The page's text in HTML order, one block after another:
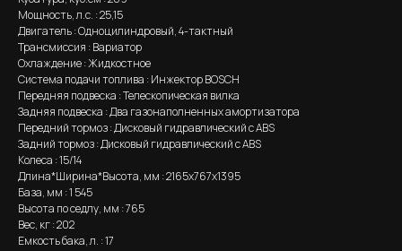
Мощность, л.с. : 25,15
Двигатель : Одноцилиндровый, 4-тактный
Трансмиссия : Вариатор
Охлаждение : Жидкостное
Система подачи топлива : Инжектор BOSCH
Передняя подвеска : Телескопическая вилка
Задняя подвеска : Два газонаполненных амортизатора
Передний тормоз : Дисковый гидравлический с ABS
Задний тормоз : Дисковый гидравлический с ABS
Колеса : 15/14
Длина*Ширина*Высота, мм : 2165x767x1395
База, мм : 1 545
Высота по седлу, мм : 765
Вес, кг : 202
Емкость бака, л. : 17